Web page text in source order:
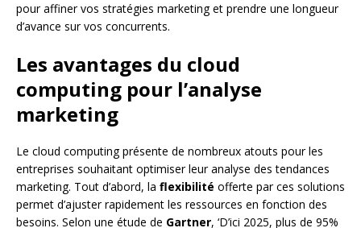
pour affiner vos stratégies marketing et prendre une longueur
d’avance sur vos concurrents.
Les avantages du cloud
computing pour l’analyse
marketing
Le cloud computing présente de nombreux atouts pour les
entreprises souhaitant optimiser leur analyse des tendances
marketing. Tout d’abord, la flexibilité offerte par ces solutions
permet d’ajuster rapidement les ressources en fonction des
besoins. Selon une étude de Gartner, ‘D’ici 2025, plus de 95%